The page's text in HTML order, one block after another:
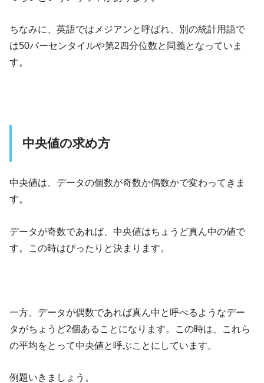
ちなみに、英語ではメジアンと呼ばれ、別の統計用語で
は50パーセンタイルや第2四分位数と同義となっていま
す。
中央値の求め方
中央値は、データの個数が奇数か偶数かで変わってきま
す。
データが奇数であれば、中央値はちょうど真ん中の値で
す。この時はぴったりと決まります。
一方、データが偶数であれば真ん中と呼べるようなデー
タがちょうど2個あることになります。この時は、これら
の平均をとって中央値と呼ぶことにしています。
例題いきましょう。